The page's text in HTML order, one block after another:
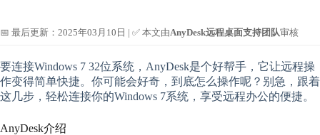
📅 最后更新：2025年03月10日 | ✅ 本文由AnyDesk远程桌面支持团队审核
要连接Windows 7 32位系统，AnyDesk是个好帮手，它让远程操
作变得简单快捷。你可能会好奇，到底怎么操作呢？别急，跟着
这几步，轻松连接你的Windows 7系统，享受远程办公的便捷。
AnyDesk介绍